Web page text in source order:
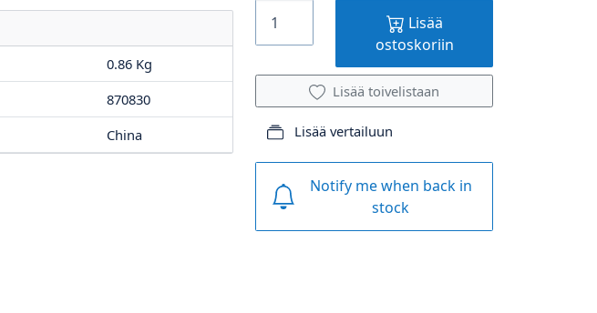
0.86 Kg
870830
China
Lisää
ostoskoriin
Lisää toivelistaan
Lisää vertailuun
Notify me when back in
stock